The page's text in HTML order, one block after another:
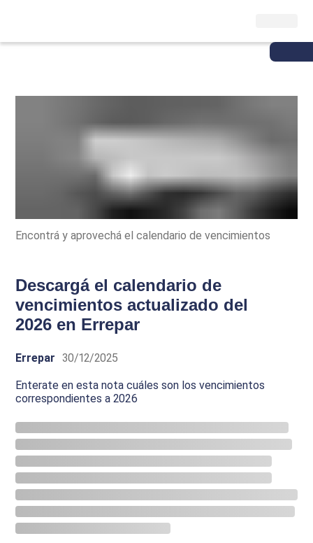
Encontrá y aprovechá el calendario de vencimientos
Descargá el calendario de
vencimientos actualizado del
2026 en Errepar
Errepar 30/12/2025
Enterate en esta nota cuáles son los vencimientos
correspondientes a 2026